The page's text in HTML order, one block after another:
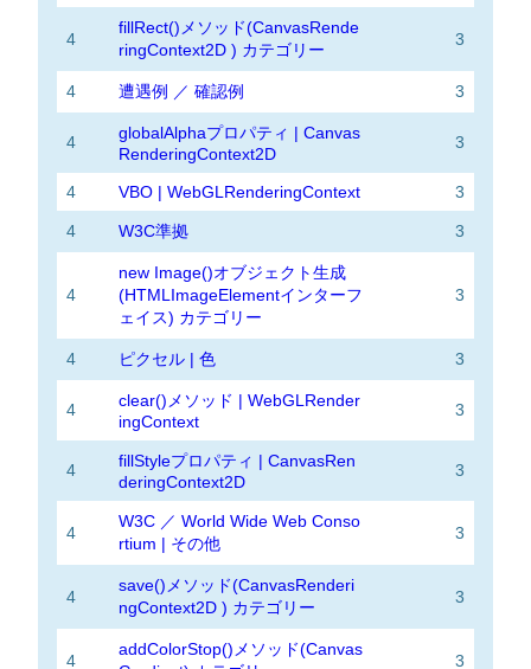
4
fillRect()メソッド(CanvasRende
ringContext2D ) カテゴリー
3
4 遭遇例 ／ 確認例 3
4
globalAlphaプロパティ | Canvas
RenderingContext2D
3
4 VBO | WebGLRenderingContext 3
4 W3C準拠 3
4
new Image()オブジェクト生成
(HTMLImageElementインターフ
ェイス) カテゴリー
3
4 ピクセル | 色 3
4
clear()メソッド | WebGLRender
ingContext
3
4
fillStyleプロパティ | CanvasRen
deringContext2D
3
4
W3C ／ World Wide Web Conso
rtium | その他
3
4
save()メソッド(CanvasRenderi
ngContext2D ) カテゴリー
3
4
addColorStop()メソッド(Canvas
3